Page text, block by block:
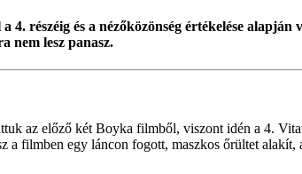
részéig és a nézőközönség értékelése
nem lesz panasz.
az előző két Boyka filmből, viszont idén a 4.
a filmben egy láncon fogott, maszkos őrültet